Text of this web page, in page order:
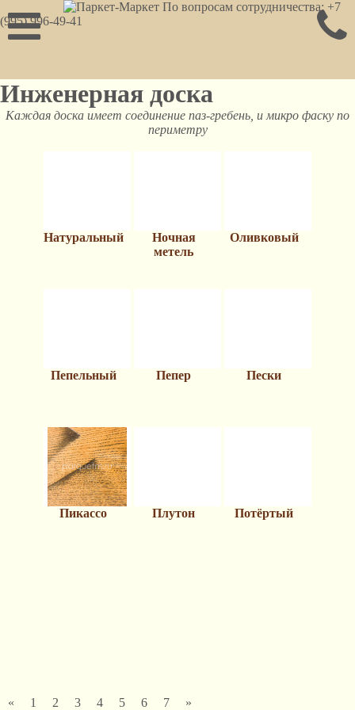
По вопросам сотрудничества: +7
(995) 996-49-41
Инженерная доска
Каждая доска имеет соединение паз-гребень, и микро фаску по
периметру
Натуральный
Ночная
метель
Оливковый
Пепельный Пепер Пески
Пикассо Плутон Потёртый
« 1 2 3 4 5 6 7 »